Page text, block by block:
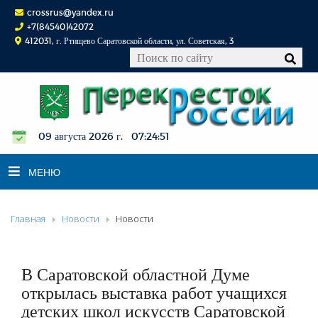
crossrus@yandex.ru
+7(84540)42072
412031, г. Ртищево Саратовской области, ул. Советская, 3
09 августа 2026 г. 07:24:51
МЕНЮ
НОВОСТИ
К СВЕДЕНИЮ
КОНКУРСЫ
ФОТОРЕПОРТАЖИ
Главная Новости Новости
В Саратовской областной Думе
открылась выставка работ учащихся
детских школ искусств Саратовской